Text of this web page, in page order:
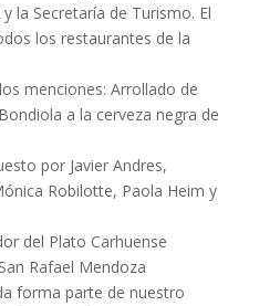
la Secretaría de Turismo. El
los restaurantes de la
menciones: Arrollado de
a la cerveza negra de
por Javier Andres,
Robilotte, Paola Heim y
del Plato Carhuense
Rafael Mendoza
forma parte de nuestro